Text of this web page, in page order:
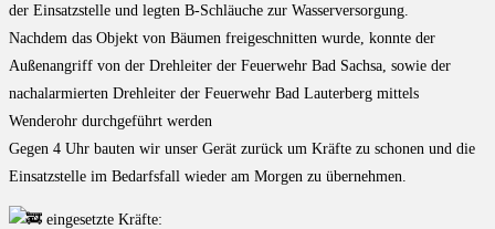
der Einsatzstelle und legten B-Schläuche zur Wasserversorgung.
Nachdem das Objekt von Bäumen freigeschnitten wurde, konnte der
Außenangriff von der Drehleiter der Feuerwehr Bad Sachsa, sowie der
nachalarmierten Drehleiter der Feuerwehr Bad Lauterberg mittels
Wenderohr durchgeführt werden
Gegen 4 Uhr bauten wir unser Gerät zurück um Kräfte zu schonen und die
Einsatzstelle im Bedarfsfall wieder am Morgen zu übernehmen.
eingesetzte Kräfte: